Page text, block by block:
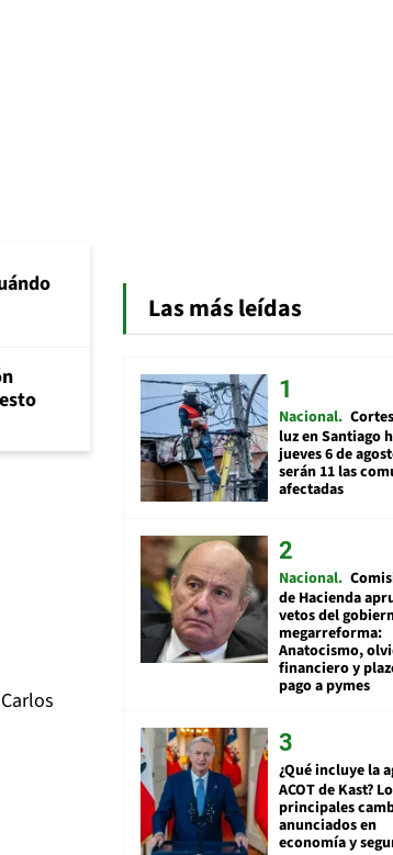
Las más leídas
Nacional
luz en Santiago
jueves 6 de
serán 11 las
afectadas
Nacional
de Hacienda
vetos del
megarreforma:
Anatocismo,
financiero y
pago a pymes
¿Qué incluye la
ACOT de Kast?
principales
anunciados en
economía y